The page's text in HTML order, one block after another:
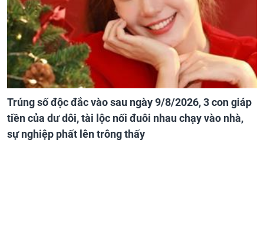
Trúng số độc đắc vào sau ngày 9/8/2026, 3 con giáp
tiền của dư dôi, tài lộc nối đuôi nhau chạy vào nhà,
sự nghiệp phất lên trông thấy